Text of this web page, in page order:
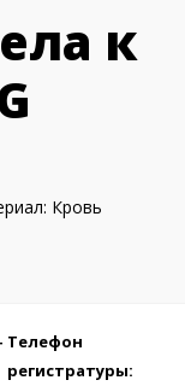
к
Кровь
Телефон
регистратуры: